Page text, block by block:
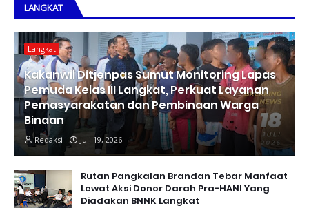
LANGKAT
Langkat
Kakanwil Ditjenpas Sumut Monitoring Lapas
Pemuda Kelas III Langkat, Perkuat Layanan
Pemasyarakatan dan Pembinaan Warga
Binaan
Redaksi Juli 19, 2026
Rutan Pangkalan Brandan Tebar Manfaat
Lewat Aksi Donor Darah Pra-HANI Yang
Diadakan BNNK Langkat